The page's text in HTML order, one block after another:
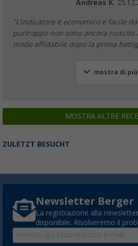
Andreas K.
"L'indicatore è economico e facile
purtroppo non sono ancora riuscito
modo affidabile dopo la prima
mostra di più
MOSTRA ALTRE
ZULETZT BESUCHT
Newsletter Berger
La registrazione alla
disponibile. Risolveremo il